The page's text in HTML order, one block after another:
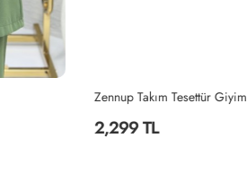
Zennup Takım Tesettür Giyim Bordo
2,299 TL